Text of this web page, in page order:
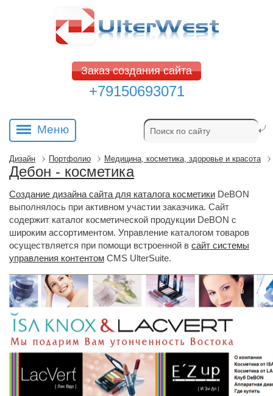
Заказ создания сайта
+79150693071
Меню
Дизайн Портфолио Медицина, косметика, здоровье и красота
Дебон - коcметика
Создание дизайна сайта для каталога косметики DeBON
выполнялось при активном участии заказчика. Сайт
содержит каталог косметической продукции DeBON с
широким ассортиментом. Управление каталогом товаров
осуществляется при помощи встроенной в сайт системы
управления контентом CMS UlterSuite.